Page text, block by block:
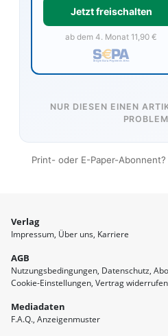
Jetzt freischalten
ab dem 4. Monat 11,90 €
NUR DIESEN EINEN
Print- oder E-Paper-
Verlag
Impressum Über uns Karriere
AGB
Nutzungsbedingungen Datenschutz
Cookie-Einstellungen Vertrag widerrufen
Mediadaten
F.A.Q. Anzeigenmuster